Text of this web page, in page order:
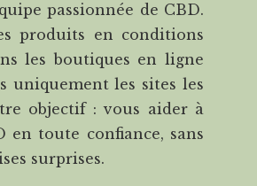
passionnée de CBD.
produits en conditions
les boutiques en ligne
uniquement les sites les
objectif : vous aider à
en toute confiance, sans
surprises.